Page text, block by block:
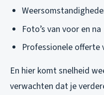
Foto’s van voor en na
Professionele offerte
En hier komt snelheid
verwachten dat je